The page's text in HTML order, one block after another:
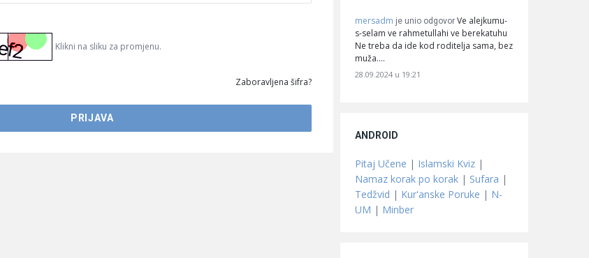
Klikni na sliku za promjenu.
Zaboravljena šifra?
mersadm je unio odgovor Ve alejkumu-
s-selam ve rahmetullahi ve berekatuhu
Ne treba da ide kod roditelja sama, bez
muža.…
28.09.2024 u 19:21
ANDROID
Pitaj Učene | Islamski Kviz |
Namaz korak po korak | Sufara |
Tedžvid | Kur'anske Poruke | N-
UM | Minber